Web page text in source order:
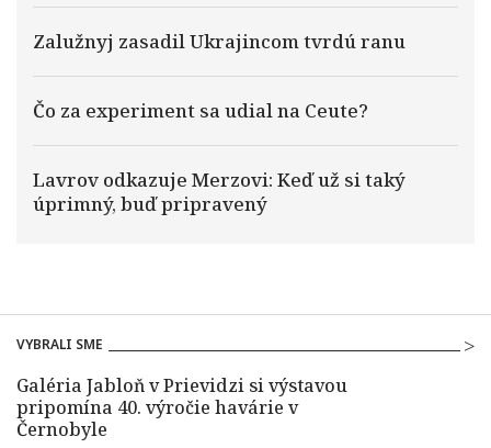
Zalužnyj zasadil Ukrajincom tvrdú ranu
Čo za experiment sa udial na Ceute?
Lavrov odkazuje Merzovi: Keď už si taký
úprimný, buď pripravený
VYBRALI SME
Galéria Jabloň v Prievidzi si výstavou
pripomína 40. výročie havárie v
Černobyle